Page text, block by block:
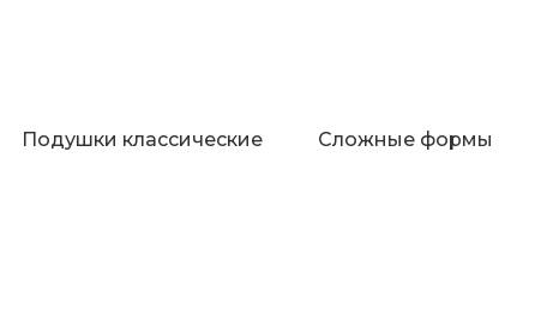
Подушки классические Сложные формы